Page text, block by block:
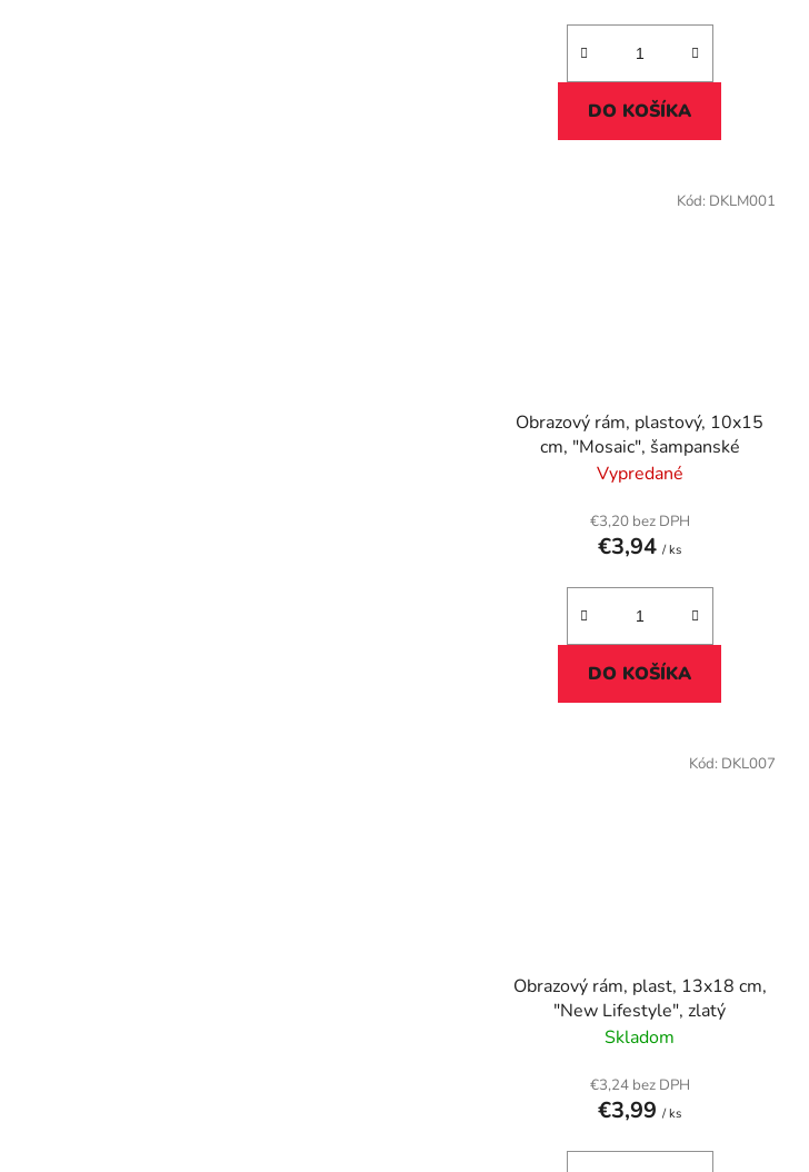
DO KOŠÍKA
Obrazový rám, plastový, 10x15
cm, "Mosaic", šampanské
Vypredané
€3,20 bez DPH
€3,94/ ks
DO KOŠÍKA
Kód: DKLM001
Obrazový rám, plast, 13x18 cm,
"New Lifestyle", zlatý
Skladom
€3,24 bez DPH
€3,99/ ks
Kód: DKL007